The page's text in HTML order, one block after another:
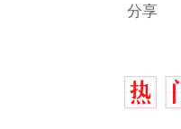
分享